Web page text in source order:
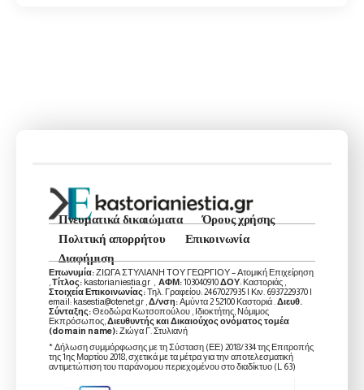
Πνευματικά δικαιώματα
Όρους χρήσης
Πολιτική απορρήτου
Επικοινωνία
Διαφήμιση
Επωνυμία:ΖΙΩΓΑ ΣΤΥΛΙΑΝΗ ΤΟΥ ΓΕΩΡΓΙΟΥ – Ατομική Επιχείρηση
Τίτλος: kastorianiestia.gr , ΑΦΜ:103040910ΔΟΥ: Καστοριάς ,
Στοιχεία Επικοινωνίας:Τηλ. Γραφείου: 2467027935 | Κιν. 6937229370 |
email: kasestia@otenet.gr , Δ/νση:Αμύντα 2 52100 Καστοριά . Διευθ.
Σύνταξης:Θεοδώρα Κωτσοπούλου , Ιδιοκτήτης, Νόμιμος
Εκπρόσωπος, Διευθυντής και Δικαιούχος ονόματος τομέα
(domain name):Ζιώγα Γ. Στυλιανή
* Δήλωση συμμόρφωσης με τη Σύσταση (ΕΕ) 2018/334 της Επιτροπής
της 1ης Μαρτίου 2018, σχετικά με τα μέτρα για την αποτελεσματική
αντιμετώπιση του παράνομου περιεχομένου στο διαδίκτυο (L 63)